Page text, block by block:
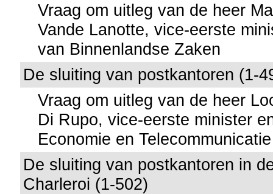
Vraag om uitleg van de heer
Vande Lanotte, vice-eerste
van Binnenlandse Zaken
De sluiting van postkantoren (1-
Vraag om uitleg van de heer
Di Rupo, vice-eerste minister
Economie en Telecommunicatie
De sluiting van postkantoren in
Charleroi (1-502)